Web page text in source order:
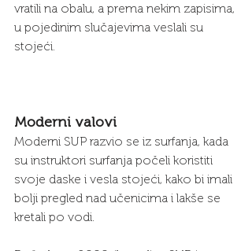
vratili na obalu, a prema nekim zapisima,
u pojedinim slučajevima veslali su
stojeći.
Moderni valovi
Moderni SUP razvio se iz surfanja, kada
su instruktori surfanja počeli koristiti
svoje daske i vesla stojeći, kako bi imali
bolji pregled nad učenicima i lakše se
kretali po vodi.